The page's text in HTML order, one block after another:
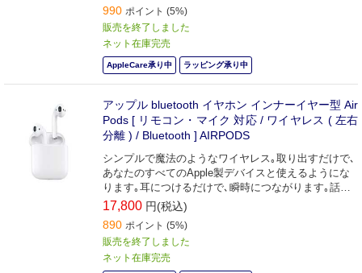
990 ポイント (5%)
販売を終了しました
ネット在庫完売
AppleCare承り中 ラッピング承り中
アップル bluetooth イヤホン インナーイヤー型 Air
Pods [ リモコン・マイク 対応 / ワイヤレス ( 左右
分離 ) / Bluetooth ] AIRPODS
シンプルで魔法のようなワイヤレス｡取り出すだけで､
あなたのすべてのApple製デバイスと使えるようにな
ります｡耳につけるだけで､瞬時につながります｡話を
する時は､あなたの声が相手にはっきり届きます｡これ
がAirPodsです｡
17,800 円(税込)
890 ポイント (5%)
販売を終了しました
ネット在庫完売